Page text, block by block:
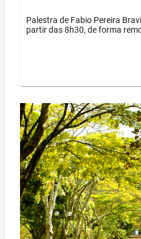
Palestra de Fabio Pereira
partir das 8h30, de forma